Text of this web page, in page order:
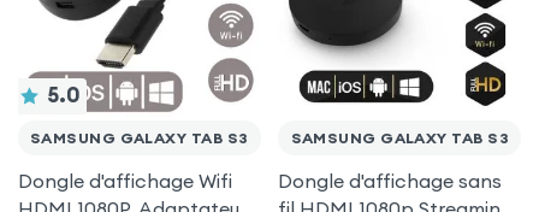
5.0
SAMSUNG GALAXY TAB S3
Dongle d'affichage Wifi
SAMSUNG GALAXY TAB S3
Dongle d'affichage sans